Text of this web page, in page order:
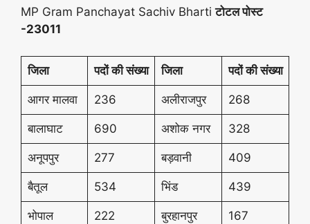
MP Gram Panchayat Sachiv Bhartiटोटल पोस्ट
-23011
जिला पदों की संख्या जिला पदों की संख्या
आगर मालवा 236 अलीराजपुर 268
बालाघाट 690 अशोक नगर 328
अनूपपुर 277 बड़वानी 409
बैतूल 534 भिंड 439
भोपाल 222 बुरहानपुर 167